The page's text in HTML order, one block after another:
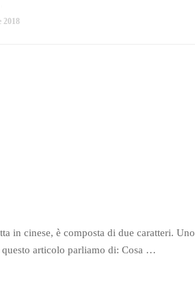
2018
in cinese, è composta di due caratteri. Uno
questo articolo parliamo di: Cosa …